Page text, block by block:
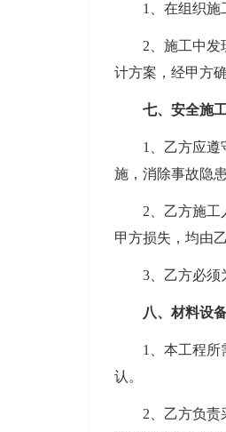
1、在组织施工
2、施工中发现
计方案，经甲方
七、安全施
1、乙方应遵守
施，消除事故隐
2、乙方施工人
甲方损失，均由
3、乙方必须为
八、材料设
1、本工程所需
认。
2、乙方负责采